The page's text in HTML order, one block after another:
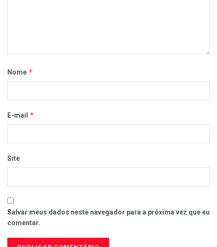
Nome *
E-mail *
Site
Salvar meus dados neste navegador para a próxima vez que eu
comentar.